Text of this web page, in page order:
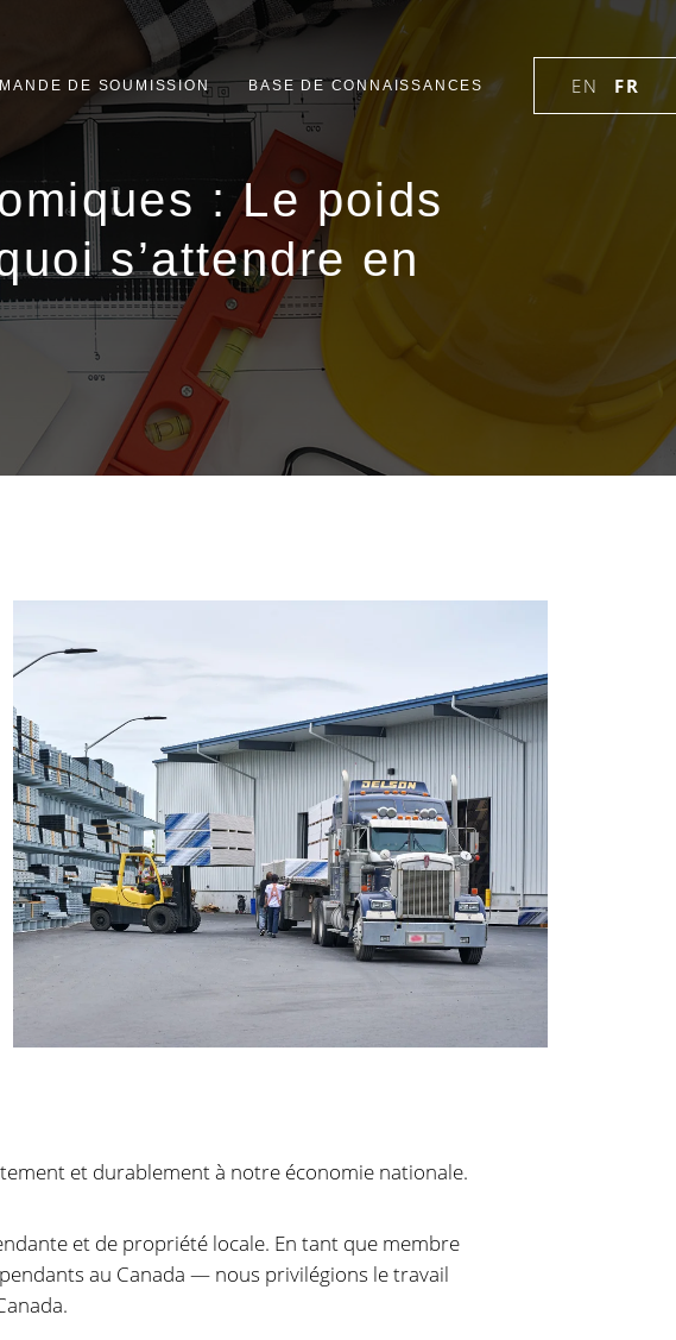
EN FR
DE SOUMISSION BASE DE CONNAISSANCES
: Le poids
s’attendre en
et durablement à notre économie nationale.
et de propriété locale. En tant que membre
au Canada — nous privilégions le travail